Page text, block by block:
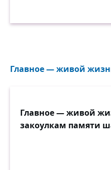
Главное — живой
Главное — живой
закоулкам памяти